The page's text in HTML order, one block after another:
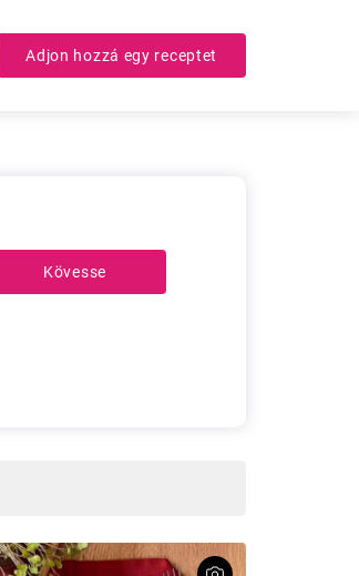
Adjon hozzá egy receptet
Kövesse